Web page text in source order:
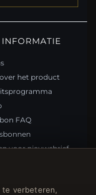
verbeteren,
INFORMATIE
het product
FAQ
voor nieuwsbrief